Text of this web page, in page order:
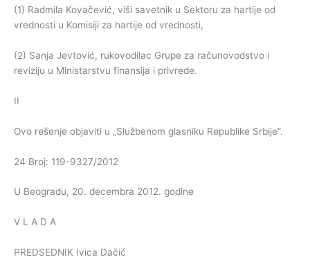
(1) Radmila Kovačević, viši savetnik u Sektoru za hartije od
vrednosti u Komisiji za hartije od vrednosti,
(2) Sanja Jevtović, rukovodilac Grupe za računovodstvo i
reviziju u Ministarstvu finansija i privrede.
II
Ovo rešenje objaviti u „Službenom glasniku Republike Srbije”.
24 Broj: 119-9327/2012
U Beogradu, 20. decembra 2012. godine
V L A D A
PREDSEDNIK Ivica Dačić